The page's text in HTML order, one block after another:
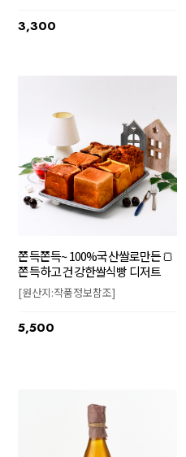
3,300
쫀득쫀득~ 100%국산쌀로만든🍞
쫀득하고 건강한쌀식빵 디저트
[원산지:작품정보참조]
5,500